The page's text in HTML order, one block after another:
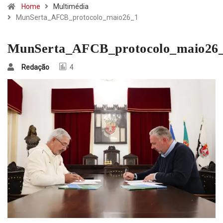
Home
Multimédia
MunSerta_AFCB_protocolo_maio26_1
Redação 4